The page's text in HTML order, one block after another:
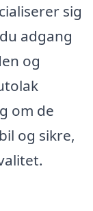
sig
adgang
og
om de
og sikre,